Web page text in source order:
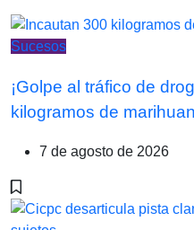
Sucesos
¡Golpe al tráfico de
kilogramos de
7 de agosto de 2026